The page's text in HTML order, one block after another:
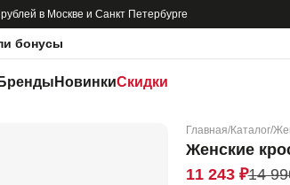
в Москве и Санкт Петербурге
бонусы
Бренды НовинкиСкидки
Главная/Каталог/
Женские
11 243 ₽14